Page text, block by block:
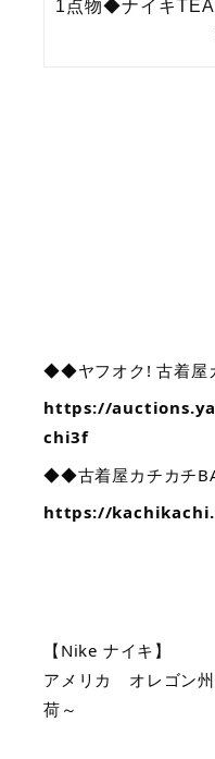
◆◆ヤフオク! 古着
https://
chi3f
◆◆古着屋カチカチ
https://
【Nike ナイキ】
アメリカ　オレゴン
荷～